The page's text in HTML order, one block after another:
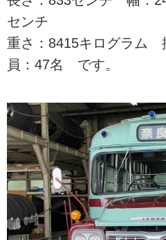
センチ
重さ：8415キログラム
員：47名 です。